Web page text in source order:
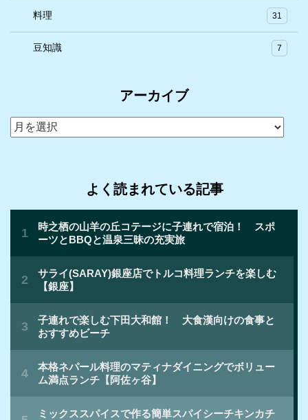
料理 31
豆知識 7
アーカイブ
ア
よく読まれている記事